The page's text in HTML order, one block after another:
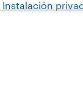
Instalación